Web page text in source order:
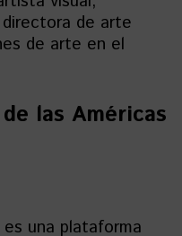
de arte
de arte en el
las Américas
una plataforma